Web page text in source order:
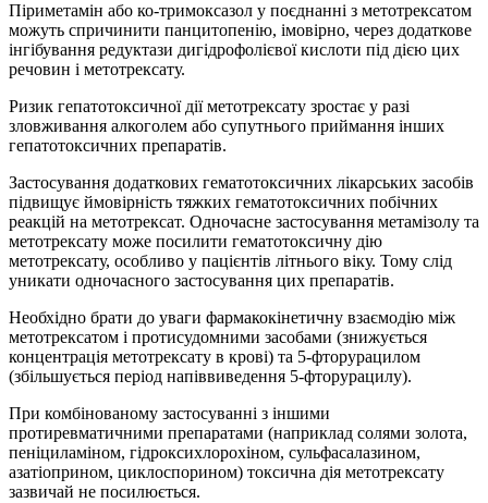
Піриметамін або ко-тримоксазол у поєднанні з метотрексатом
можуть спричинити панцитопенію, імовірно, через додаткове
інгібування редуктази дигідрофолієвої кислоти під дією цих
речовин і метотрексату.
Ризик гепатотоксичної дії метотрексату зростає у разі
зловживання алкоголем або супутнього приймання інших
гепатотоксичних препаратів.
Застосування додаткових гематотоксичних лікарських засобів
підвищує ймовірність тяжких гематотоксичних побічних
реакцій на метотрексат. Одночасне застосування метамізолу та
метотрексату може посилити гематотоксичну дію
метотрексату, особливо у пацієнтів літнього віку. Тому слід
уникати одночасного застосування цих препаратів.
Необхідно брати до уваги фармакокінетичну взаємодію між
метотрексатом і протисудомними засобами (знижується
концентрація метотрексату в крові) та 5-фторурацилом
(збільшується період напіввиведення 5-фторурацилу).
При комбінованому застосуванні з іншими
протиревматичними препаратами (наприклад солями золота,
пеніциламіном, гідроксихлорохіном, сульфасалазином,
азатіоприном, циклоспорином) токсична дія метотрексату
зазвичай не посилюється.